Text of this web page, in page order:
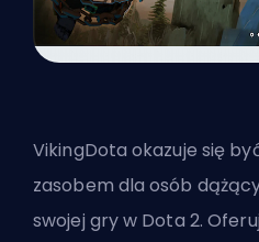
VikingDota okazuje się
zasobem dla osób
swojej gry w Dota 2.